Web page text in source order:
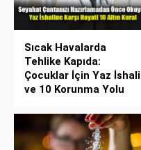
Sıcak Havalarda
Tehlike Kapıda:
Çocuklar İçin Yaz İshali
ve 10 Korunma Yolu